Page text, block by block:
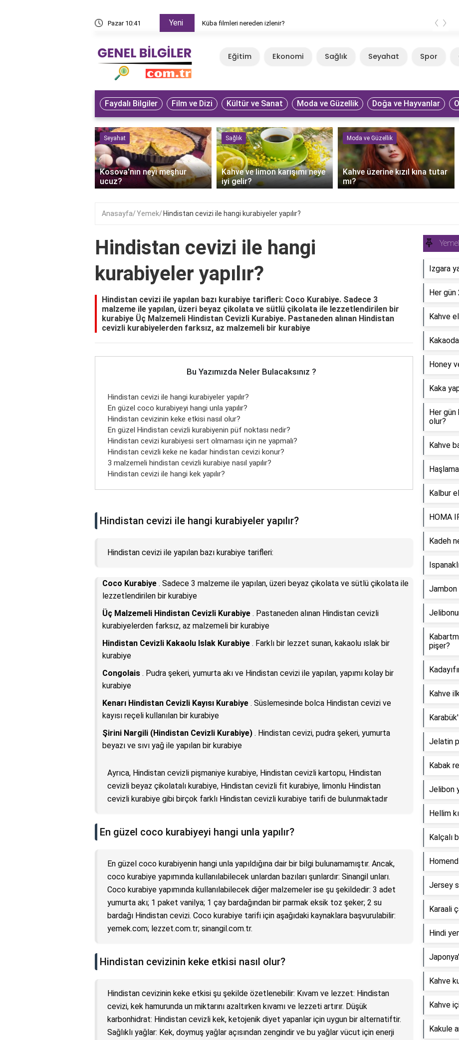
Pazar 10:41 Yeni Küba filmleri nereden izlenir? ‹ ›
Eğitim Ekonomi Sağlık Seyahat Spor
Faydalı Bilgiler Film ve Dizi Kültür ve Sanat Moda ve Güzellik Doğa ve Hayvanlar
Seyahat
Kosova'nın neyi meşhur
ucuz?
Sağlık
Kahve ve limon karışımı neye
iyi gelir?
Moda ve Güzellik
Kahve üzerine kızıl kına tutar
mı?
‹
Anasayfa Yemek Hindistan cevizi ile hangi kurabiyeler yapılır?
Hindistan cevizi ile hangi
kurabiyeler yapılır?
Hindistan cevizi ile yapılan bazı kurabiye tarifleri: Coco Kurabiye. Sadece 3
malzeme ile yapılan, üzeri beyaz çikolata ve sütlü çikolata ile lezzetlendirilen bir
kurabiye Üç Malzemeli Hindistan Cevizli Kurabiye. Pastaneden alınan Hindistan
cevizli kurabiyelerden farksız, az malzemeli bir kurabiye
Bu Yazımızda Neler Bulacaksınız ?
Hindistan cevizi ile hangi kurabiyeler yapılır?
En güzel coco kurabiyeyi hangi unla yapılır?
Hindistan cevizinin keke etkisi nasıl olur?
En güzel Hindistan cevizli kurabiyenin püf noktası nedir?
Hindistan cevizi kurabiyesi sert olmaması için ne yapmalı?
Hindistan cevizli keke ne kadar hindistan cevizi konur?
3 malzemeli hindistan cevizli kurabiye nasıl yapılır?
Hindistan cevizi ile hangi kek yapılır?
Hindistan cevizi ile hangi kurabiyeler yapılır?
Hindistan cevizi ile yapılan bazı kurabiye tarifleri:
Coco Kurabiye . Sadece 3 malzeme ile yapılan, üzeri beyaz çikolata ve sütlü çikolata ile
lezzetlendirilen bir kurabiye
Üç Malzemeli Hindistan Cevizli Kurabiye . Pastaneden alınan Hindistan cevizli
kurabiyelerden farksız, az malzemeli bir kurabiye
Hindistan Cevizli Kakaolu Islak Kurabiye . Farklı bir lezzet sunan, kakaolu ıslak bir
kurabiye
Congolais . Pudra şekeri, yumurta akı ve Hindistan cevizi ile yapılan, yapımı kolay bir
kurabiye
Kenarı Hindistan Cevizli Kayısı Kurabiye . Süslemesinde bolca Hindistan cevizi ve
kayısı reçeli kullanılan bir kurabiye
Şirini Nargili (Hindistan Cevizli Kurabiye) . Hindistan cevizi, pudra şekeri, yumurta
beyazı ve sıvı yağ ile yapılan bir kurabiye
Ayrıca, Hindistan cevizli pişmaniye kurabiye, Hindistan cevizli kartopu, Hindistan
cevizli beyaz çikolatalı kurabiye, Hindistan cevizli fit kurabiye, limonlu Hindistan
cevizli kurabiye gibi birçok farklı Hindistan cevizli kurabiye tarifi de bulunmaktadır
En güzel coco kurabiyeyi hangi unla yapılır?
En güzel coco kurabiyenin hangi unla yapıldığına dair bir bilgi bulunamamıştır. Ancak,
coco kurabiye yapımında kullanılabilecek unlardan bazıları şunlardır: Sinangil unları.
Coco kurabiye yapımında kullanılabilecek diğer malzemeler ise şu şekildedir: 3 adet
yumurta akı; 1 paket vanilya; 1 çay bardağından bir parmak eksik toz şeker; 2 su
bardağı Hindistan cevizi. Coco kurabiye tarifi için aşağıdaki kaynaklara başvurulabilir:
yemek.com; lezzet.com.tr; sinangil.com.tr.
Hindistan cevizinin keke etkisi nasıl olur?
Hindistan cevizinin keke etkisi şu şekilde özetlenebilir: Kıvam ve lezzet: Hindistan
cevizi, kek hamurunda un miktarını azaltırken kıvamı ve lezzeti artırır. Düşük
karbonhidrat: Hindistan cevizli kek, ketojenik diyet yapanlar için uygun bir alternatiftir.
Sağlıklı yağlar: Kek, doymuş yağlar açısından zengindir ve bu yağlar vücut için enerji
Izgara
Her
Kahve
Honey
Kaka
Her
olur?
Kahve
Kalbur
HOMA
Kadeh
Jambon
pişer?
Kahve
Jelatin
Kabak
Jelibon
Hellim
Kalçalı
Jersey
Karaali
Hindi
Kahve
Kahve
Kakule